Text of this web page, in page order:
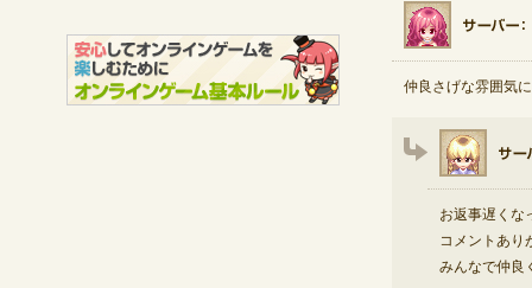
仲良さげな雰囲気
お返事遅くな
コメントあり
みんなで仲良